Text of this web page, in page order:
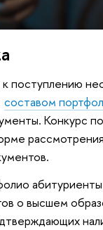
к поступлению
составом
Конкурс
о высшем